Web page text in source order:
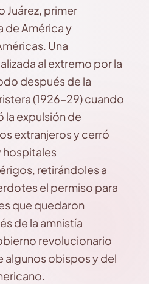
Juárez, primer
de América y
Una
al extremo por la
después de la
(1926–29) cuando
expulsión de
extranjeros y cerró
hospitales
retirándoles a
el permiso para
que quedaron
de la amnistía
revolucionario
algunos obispos y del